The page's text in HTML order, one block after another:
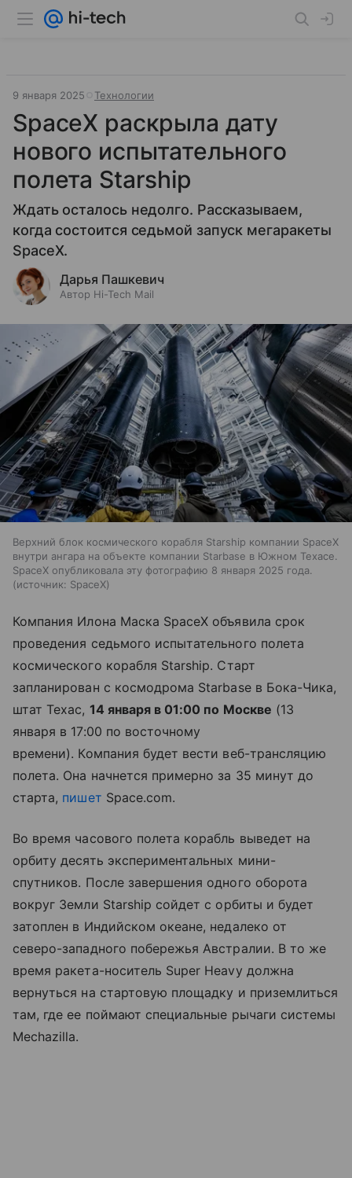
9 января 2025 Технологии
SpaceX раскрыла дату
нового испытательного
полета Starship
Ждать осталось недолго. Рассказываем,
когда состоится седьмой запуск мегаракеты
SpaceX.
Дарья Пашкевич
Автор Hi-Tech Mail
Верхний блок космического корабля Starship компании SpaceX
внутри ангара на объекте компании Starbase в Южном Техасе.
SpaceX опубликовала эту фотографию 8 января 2025 года.
источник: SpaceX
Компания Илона Маска SpaceX объявила срок
проведения седьмого испытательного полета
космического корабля Starship. Старт
запланирован с космодрома Starbase в Бока-Чика,
штат Техас, 14 января в 01:00 по Москве (13
января в 17:00 по восточному
времени). Компания будет вести веб-трансляцию
полета. Она начнется примерно за 35 минут до
старта, пишет Space.com.
Во время часового полета корабль выведет на
орбиту десять экспериментальных мини-
спутников. После завершения одного оборота
вокруг Земли Starship сойдет с орбиты и будет
затоплен в Индийском океане, недалеко от
северо-западного побережья Австралии. В то же
время ракета-носитель Super Heavy должна
вернуться на стартовую площадку и приземлиться
там, где ее поймают специальные рычаги системы
Mechazilla.